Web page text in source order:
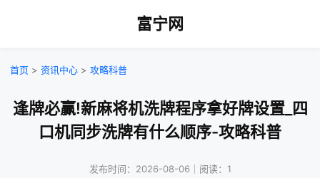
富宁网
首页 > 资讯中心 > 攻略科普
逢牌必赢!新麻将机洗牌程序拿好牌设置_四
口机同步洗牌有什么顺序-攻略科普
发布时间：2026-08-06｜阅读：1